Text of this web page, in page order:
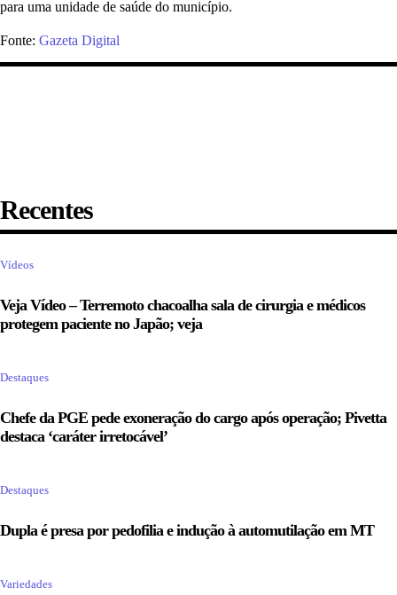
para uma unidade de saúde do município.
Fonte: Gazeta Digital
Recentes
Vídeos
Veja Vídeo – Terremoto chacoalha sala de cirurgia e médicos
protegem paciente no Japão; veja
Destaques
Chefe da PGE pede exoneração do cargo após operação; Pivetta
destaca ‘caráter irretocável’
Destaques
Dupla é presa por pedofilia e indução à automutilação em MT
Variedades